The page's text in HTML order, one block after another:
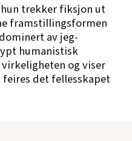
trekker fiksjon ut
framstillingsformen
av jeg-
humanistisk
og viser
det fellesskapet